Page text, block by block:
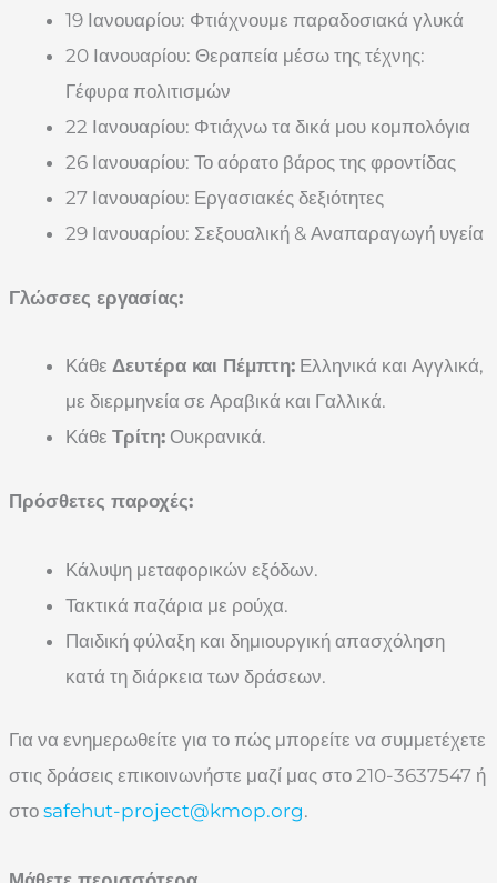
19 Ιανουαρίου: Φτιάχνουμε παραδοσιακά γλυκά
20 Ιανουαρίου: Θεραπεία μέσω της τέχνης:
Γέφυρα πολιτισμών
22 Ιανουαρίου: Φτιάχνω τα δικά μου κομπολόγια
26 Ιανουαρίου: Το αόρατο βάρος της φροντίδας
27 Ιανουαρίου: Εργασιακές δεξιότητες
29 Ιανουαρίου: Σεξουαλική & Αναπαραγωγή υγεία
Γλώσσες εργασίας:
Κάθε Δευτέρα και Πέμπτη: Ελληνικά και Αγγλικά,
με διερμηνεία σε Αραβικά και Γαλλικά.
Κάθε Τρίτη: Ουκρανικά.
Πρόσθετες παροχές:
Κάλυψη μεταφορικών εξόδων.
Τακτικά παζάρια με ρούχα.
Παιδική φύλαξη και δημιουργική απασχόληση
κατά τη διάρκεια των δράσεων.
Για να ενημερωθείτε για το πώς μπορείτε να συμμετέχετε
στις δράσεις επικοινωνήστε μαζί μας στο 210-3637547 ή
στο safehut-project@kmop.org.